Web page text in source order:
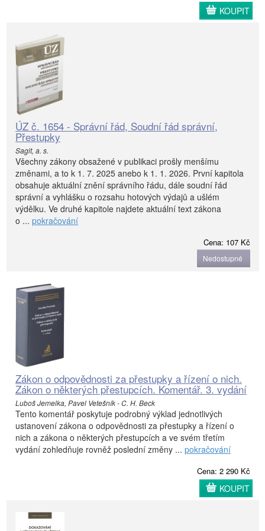
KOUPIT
ÚZ č. 1654 - Správní řád, Soudní řád správní,
Přestupky
Sagit, a. s.
Všechny zákony obsažené v publikaci prošly menšímu
změnami, a to k 1. 7. 2025 anebo k 1. 1. 2026. První kapitola
obsahuje aktuální znění správního řádu, dále soudní řád
správní a vyhlášku o rozsahu hotových výdajů a ušlém
výdělku. Ve druhé kapitole najdete aktuální text zákona
o ... pokračování
Cena: 107 Kč
Nedostupné
Zákon o odpovědnosti za přestupky a řízení o nich.
Zákon o některých přestupcích. Komentář. 3. vydání
Luboš Jemelka, Pavel Vetešník - C. H. Beck
Tento komentář poskytuje podrobný výklad jednotlivých
ustanovení zákona o odpovědnosti za přestupky a řízení o
nich a zákona o některých přestupcích a ve svém třetím
vydání zohledňuje rovněž poslední změny ... pokračování
Cena: 2 290 Kč
KOUPIT